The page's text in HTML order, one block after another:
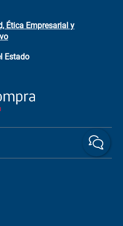
+(73) 256
Ética Empresarial y
Estado